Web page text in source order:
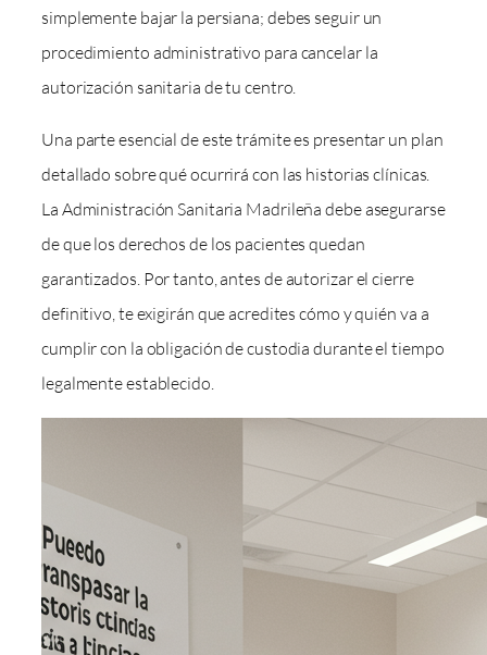
simplemente bajar la persiana; debes seguir un
procedimiento administrativo para cancelar la
autorización sanitaria de tu centro.
Una parte esencial de este trámite es presentar un plan
detallado sobre qué ocurrirá con las historias clínicas.
La Administración Sanitaria Madrileña debe asegurarse
de que los derechos de los pacientes quedan
garantizados. Por tanto, antes de autorizar el cierre
definitivo, te exigirán que acredites cómo y quién va a
cumplir con la obligación de custodia durante el tiempo
legalmente establecido.